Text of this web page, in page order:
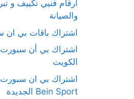
ارقام فنيي تكييف و
والصيانة
اشتراك باقات بي ان
اشتراك بي أن
الكويت
اشتراك بي ان سبورت
Bein Sport الجديدة